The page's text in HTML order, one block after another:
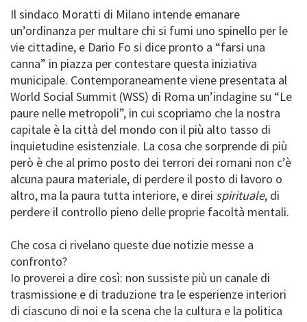
Il sindaco Moratti di Milano intende emanare
un’ordinanza per multare chi si fumi uno spinello per le
vie cittadine, e Dario Fo si dice pronto a “farsi una
canna” in piazza per contestare questa iniziativa
municipale. Contemporaneamente viene presentata al
World Social Summit (WSS) di Roma un’indagine su “Le
paure nelle metropoli”, in cui scopriamo che la nostra
capitale è la città del mondo con il più alto tasso di
inquietudine esistenziale. La cosa che sorprende di più
però è che al primo posto dei terrori dei romani non c’è
alcuna paura materiale, di perdere il posto di lavoro o
altro, ma la paura tutta interiore, e direi spirituale, di
perdere il controllo pieno delle proprie facoltà mentali.
Che cosa ci rivelano queste due notizie messe a
confronto?
Io proverei a dire così: non sussiste più un canale di
trasmissione e di traduzione tra le esperienze interiori
di ciascuno di noi e la scena che la cultura e la politica